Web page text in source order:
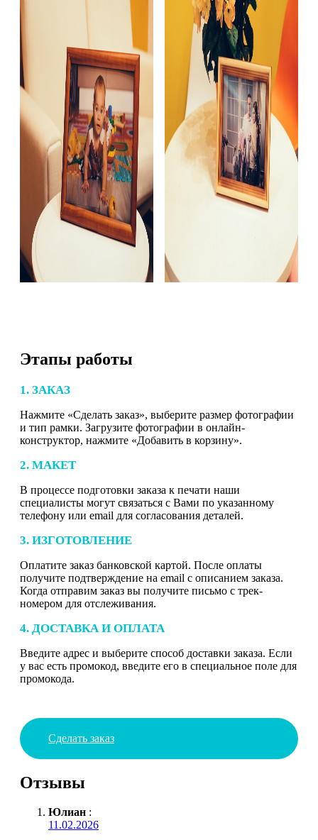
Этапы работы
1. ЗАКАЗ
Нажмите «Сделать заказ», выберите размер фотографии
и тип рамки. Загрузите фотографии в онлайн-
конструктор, нажмите «Добавить в корзину».
2. МАКЕТ
В процессе подготовки заказа к печати наши
специалисты могут связаться с Вами по указанному
телефону или email для согласования деталей.
3. ИЗГОТОВЛЕНИЕ
Оплатите заказ банковской картой. После оплаты
получите подтверждение на email с описанием заказа.
Когда отправим заказ вы получите письмо с трек-
номером для отслеживания.
4. ДОСТАВКА И ОПЛАТА
Введите адрес и выберите способ доставки заказа. Если
у вас есть промокод, введите его в специальное поле для
промокода.
Сделать заказ
Отзывы
Юлиан :
11.02.2026